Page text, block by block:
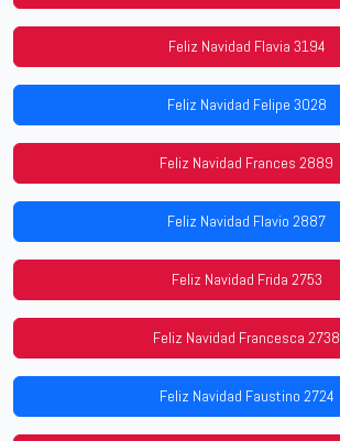
Feliz Navidad Flavia 3194
Feliz Navidad Felipe 3028
Feliz Navidad Frances 2889
Feliz Navidad Flavio 2887
Feliz Navidad Frida 2753
Feliz Navidad Francesca 2738
Feliz Navidad Faustino 2724